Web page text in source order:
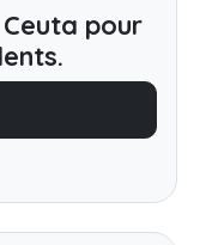
pour